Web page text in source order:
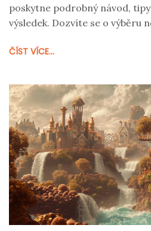
poskytne podrobný návod,
výsledek. Dozvíte se o výběru
výrobě bílé čokolády pomohou.
pohodlí domova!
ČÍST VÍCE...